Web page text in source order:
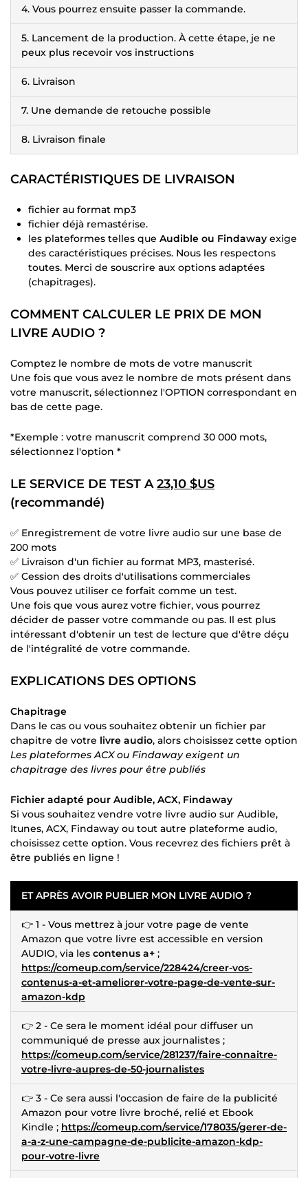
4. Vous pourrez ensuite passer la commande.
5. Lancement de la production. À cette étape, je ne
peux plus recevoir vos instructions
6. Livraison
7. Une demande de retouche possible
8. Livraison finale
CARACTÉRISTIQUES DE LIVRAISON
fichier au format mp3
fichier déjà remastérise.
les plateformes telles que Audible ou Findaway exige
des caractéristiques précises. Nous les respectons
toutes. Merci de souscrire aux options adaptées
(chapitrages).
COMMENT CALCULER LE PRIX DE MON
LIVRE AUDIO ?
Comptez le nombre de mots de votre manuscrit
Une fois que vous avez le nombre de mots présent dans
votre manuscrit, sélectionnez l'OPTION correspondant en
bas de cette page.
*Exemple : votre manuscrit comprend 30 000 mots,
sélectionnez l'option *
LE SERVICE DE TEST A23,10 $US
(recommandé)
✅ Enregistrement de votre livre audio sur une base de
200 mots
✅ Livraison d'un fichier au format MP3, masterisé.
✅ Cession des droits d'utilisations commerciales
Vous pouvez utiliser ce forfait comme un test.
Une fois que vous aurez votre fichier, vous pourrez
décider de passer votre commande ou pas. Il est plus
intéressant d'obtenir un test de lecture que d'être déçu
de l'intégralité de votre commande.
EXPLICATIONS DES OPTIONS
Chapitrage
Dans le cas ou vous souhaitez obtenir un fichier par
chapitre de votre livre audio, alors choisissez cette option
Les plateformes ACX ou Findaway exigent un
chapitrage des livres pour être publiés
Fichier adapté pour Audible, ACX, Findaway
Si vous souhaitez vendre votre livre audio sur Audible,
Itunes, ACX, Findaway ou tout autre plateforme audio,
choisissez cette option. Vous recevrez des fichiers prêt à
être publiés en ligne !
ET APRÈS AVOIR PUBLIER MON LIVRE AUDIO ?
👉 1 - Vous mettrez à jour votre page de vente
Amazon que votre livre est accessible en version
AUDIO, via les contenus a+ ;
https://comeup.com/service/228424/creer-vos-
contenus-a-et-ameliorer-votre-page-de-vente-sur-
amazon-kdp
👉 2 - Ce sera le moment idéal pour diffuser un
communiqué de presse aux journalistes ;
https://comeup.com/service/281237/faire-connaitre-
votre-livre-aupres-de-50-journalistes
👉 3 - Ce sera aussi l'occasion de faire de la publicité
Amazon pour votre livre broché, relié et Ebook
Kindle ; https://comeup.com/service/178035/gerer-de-
a-a-z-une-campagne-de-publicite-amazon-kdp-
pour-votre-livre